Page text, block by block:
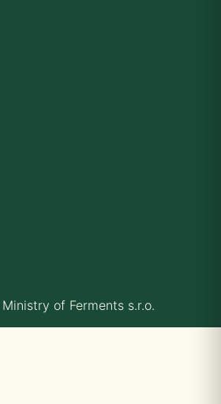
of Ferments s.r.o.